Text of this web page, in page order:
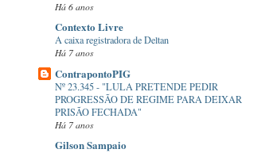
Há 6 anos
Contexto Livre
A caixa registradora de Deltan
Há 7 anos
ContrapontoPIG
Nº 23.345 - "LULA PRETENDE PEDIR
PROGRESSÃO DE REGIME PARA DEIXAR
PRISÃO FECHADA"
Há 7 anos
Gilson Sampaio